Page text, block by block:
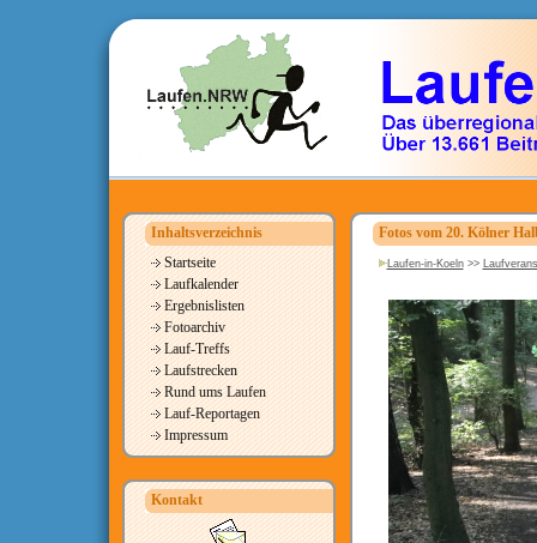
Inhaltsverzeichnis
Startseite
Laufkalender
Ergebnislisten
Fotoarchiv
Lauf-Treffs
Laufstrecken
Rund ums Laufen
Lauf-Reportagen
Impressum
Kontakt
Fotos vom 20. Kölner
Laufen-in-Koeln>>